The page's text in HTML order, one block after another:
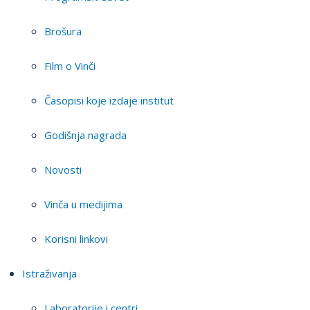
Brošura
Film o Vinči
Časopisi koje izdaje institut
Godišnja nagrada
Novosti
Vinča u medijima
Korisni linkovi
Istraživanja